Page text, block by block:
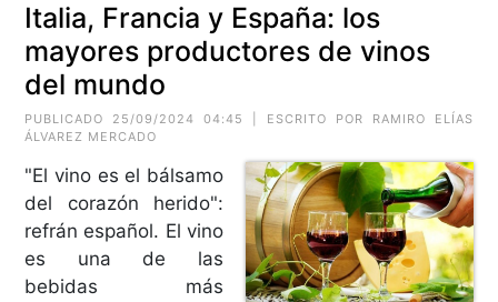
Italia, Francia y España: los
mayores productores de vinos
del mundo
PUBLICADO 25/09/2024 04:45 | ESCRITO POR RAMIRO ELÍAS
ÁLVAREZ MERCADO
"El vino es el bálsamo
del corazón herido":
refrán español. El vino
es una de las
bebidas más